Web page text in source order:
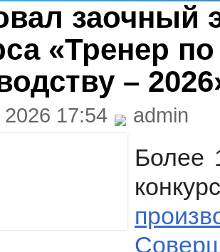
заочный
«Тренер
–
17:54 admin
Более